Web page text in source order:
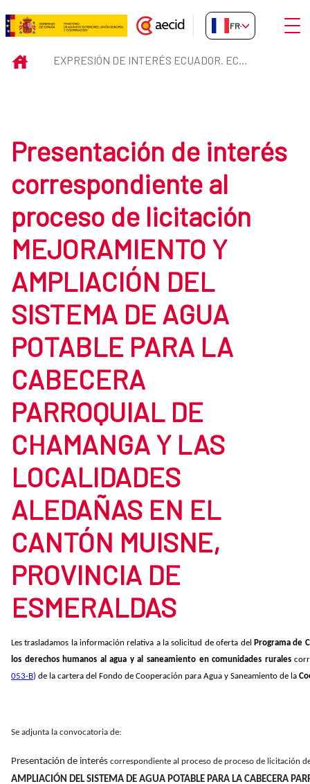
Saut au contenu principal
Expresión de interés Ecuador.
FR-FR
INICIO EXPRESIÓN DE INTERÉS ECUADOR. ECU-053-B
Presentación de interés
correspondiente al
proceso de licitación
MEJORAMIENTO Y
AMPLIACIÓN DEL
SISTEMA DE AGUA
POTABLE PARA LA
CABECERA
PARROQUIAL DE
CHAMANGA Y LAS
LOCALIDADES
ALEDAÑAS EN EL
CANTÓN MUISNE,
PROVINCIA DE
ESMERALDAS
Les trasladamos la información relativa a la solicitud de oferta del
Programa de
los derechos humanos al agua y al saneamiento en comunidades rurales
053-B) de la cartera del Fondo de Cooperación para Agua y Saneamiento de la
Se adjunta la convocatoria de:
Presentación de interés correspondiente al proceso de proceso de licitación
AMPLIACIÓN DEL SISTEMA DE AGUA POTABLE PARA LA CABECERA